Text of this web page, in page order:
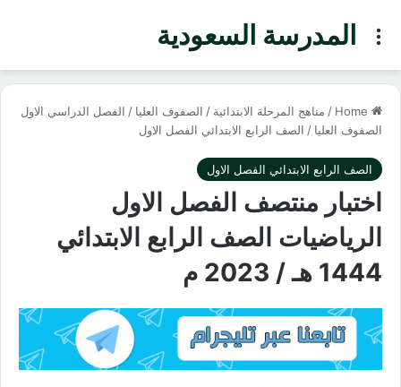
المدرسة السعوديةMenu
/ مناهج المرحلة الابتدائية / الصفوف العليا / الفصل الدراسي الاول
الصفوف العليا / الصف الرابع الابتدائي الفصل الاول
الصف الرابع الابتدائي الفصل الاول
اختبار منتصف الفصل الاول
الرياضيات الصف الرابع الابتدائي
1444 هـ / 2023 م